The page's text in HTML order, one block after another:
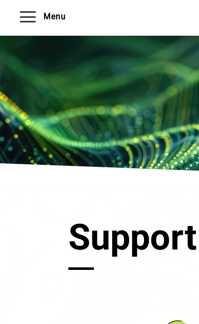
a Menu
Support